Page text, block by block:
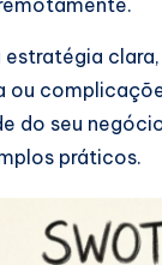
estratégia
ou
do seu
práticos.